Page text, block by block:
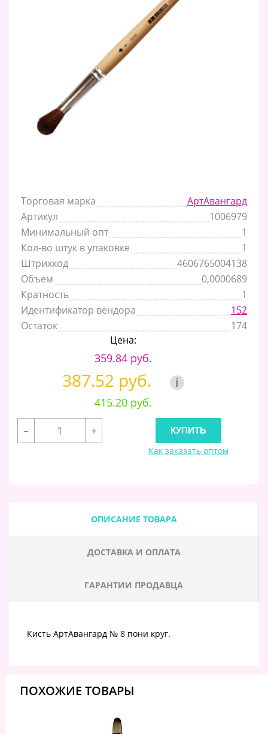
Торговая марка
АртАвангард
Артикул
1006979
Минимальный опт
1
Кол-во штук в упаковке
1
Штрихкод
4606765004138
Объем
0,0000689
Кратность
1
Идентификатор вендора
152
Остаток
174
Цена:
359.84 руб.
387.52 руб. i
415.20 руб.
–
+
Как заказать оптом
ОПИСАНИЕ ТОВАРА
ДОСТАВКА И ОПЛАТА
ГАРАНТИИ ПРОДАВЦА
Кисть АртАвангард № 8 пони круг.
ПОХОЖИЕ ТОВАРЫ